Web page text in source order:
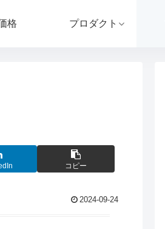
格 プロダクト
コピー
2024-09-24